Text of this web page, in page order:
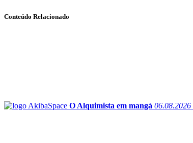
Conteúdo Relacionado
O Alquimista em mangá 06.08.2026